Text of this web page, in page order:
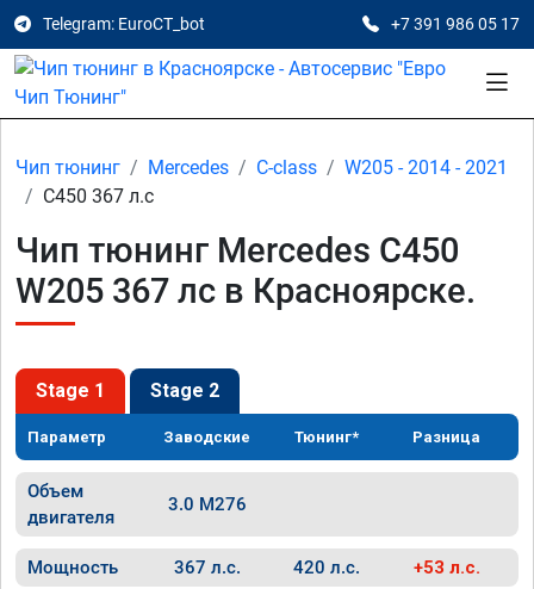
Telegram: EuroCT_bot +7 391 986 05 17
Чип тюнинг Mercedes C-class
W205 - 2014 - 2021
C450 367 л.с
Чип тюнинг Mercedes C450
W205 367 лс в Красноярске.
Stage 1 Stage 2
Параметр Заводские Тюнинг* Разница
Объем
двигателя
3.0 M276
Мощность 367 л.с. 420 л.с. +53 л.с.